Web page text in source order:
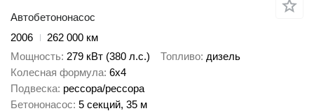
Автобетононасос
2006
262 000 км
Мощность 279 кВт (380 л.с.) Топливо дизель
Колесная формула 6x4
Подвеска рессора/рессора
Бетононасос 5 секций, 35 м